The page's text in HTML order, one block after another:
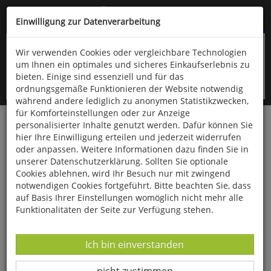
Kompletten Head der Seite überspringen
oder (06766) 9323-960
Startseite Bücher Naturwissenschaften Astronomie
Kosmos Himmelsjahr 2023
Einwilligung zur Datenverarbeitung
Wir verwenden Cookies oder vergleichbare Technologien
um Ihnen ein optimales und sicheres Einkaufserlebnis zu
bieten. Einige sind essenziell und für das
ordnungsgemäße Funktionieren der Website notwendig
während andere lediglich zu anonymen Statistikzwecken,
für Komforteinstellungen oder zur Anzeige
personalisierter Inhalte genutzt werden. Dafür können Sie
hier Ihre Einwilligung erteilen und jederzeit widerrufen
oder anpassen. Weitere Informationen dazu finden Sie in
unserer Datenschutzerklärung. Sollten Sie optionale
Cookies ablehnen, wird Ihr Besuch nur mit zwingend
notwendigen Cookies fortgeführt. Bitte beachten Sie, dass
auf Basis Ihrer Einstellungen womöglich nicht mehr alle
Funktionalitäten der Seite zur Verfügung stehen.
Datenverarbeitung -
Ich bin einverstanden